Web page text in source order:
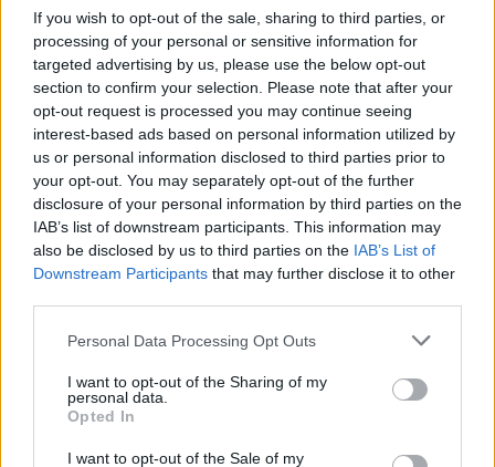
If you wish to opt-out of the sale, sharing to third parties, or
processing of your personal or sensitive information for
targeted advertising by us, please use the below opt-out
section to confirm your selection. Please note that after your
opt-out request is processed you may continue seeing
interest-based ads based on personal information utilized by
us or personal information disclosed to third parties prior to
your opt-out. You may separately opt-out of the further
disclosure of your personal information by third parties on the
IAB’s list of downstream participants. This information may
also be disclosed by us to third parties on the IAB’s List of
Downstream Participants that may further disclose it to other
Please note that this website/app uses one or more Google
not limited to your visit or usage behaviour. You may click to
grant or deny consent to Google and its third-party tags to
use your data for below specified purposes in below Google
consent section.
Personal Data Processing Opt Outs
I want to opt-out of the Sharing of my
personal data.
Opted In
I want to opt-out of the Sale of my
Σε επιφυλακή ο κρατικός μηχανισμός για
νέο κύμα ισχυρών ανέμων - Συνεδρίασε η